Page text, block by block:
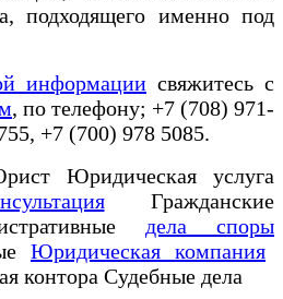
подходящего именно под
информации свяжитесь с
, по телефону; +7 (708) 971-
+7 (700) 978 5085.
Юридическая услуга
Гражданские
дела споры
Юридическая компания
контора Судебные дела